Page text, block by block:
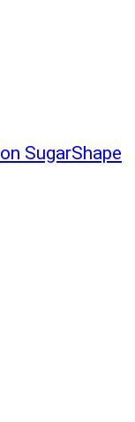
SugarShape